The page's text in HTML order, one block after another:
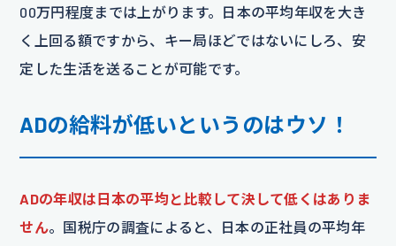
00万円程度までは上がります。日本の平均年収を大き
く上回る額ですから、キー局ほどではないにしろ、安
定した生活を送ることが可能です。
ADの給料が低いというのはウソ！
ADの年収は日本の平均と比較して決して低くはありま
せん。国税庁の調査によると、日本の正社員の平均年